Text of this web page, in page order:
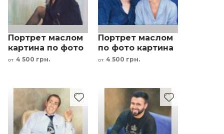
Портрет маслом
картина по фото
под заказ
от 4 500 грн.
Портрет маслом
по фото картина
пара семья под
от 4 500 грн.